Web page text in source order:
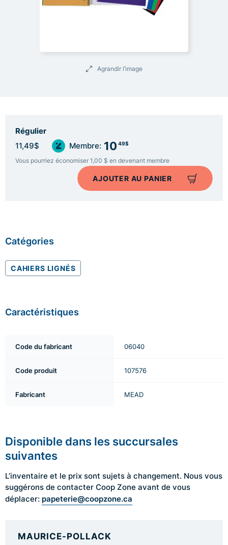
Agrandir l’image
Régulier
11,49$ Membre: 10 49$
Vous pourriez économiser 1,00 $ en devenant membre
AJOUTER AU PANIER
Catégories
CAHIERS LIGNÉS
Caractéristiques
Code du fabricant 06040
Code produit 107576
Fabricant MEAD
Disponible dans les succursales
suivantes
L’inventaire et le prix sont sujets à changement. Nous vous
suggérons de contacter Coop Zone avant de vous
déplacer: papeterie@coopzone.ca
MAURICE-POLLACK